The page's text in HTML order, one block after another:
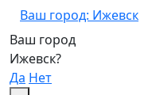
Ваш город: Ижевск
Ваш город
Ижевск?
Да Нет